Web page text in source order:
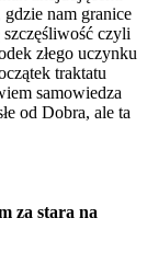
gdzie nam granice
szczęśliwość czyli
złego uczynku
traktatu
samowiedza
od Dobra, ale ta
za stara na